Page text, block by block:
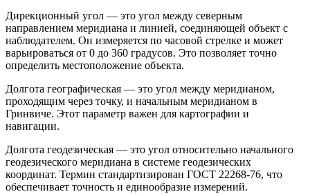
Дирекционный угол — это угол между северным
направлением меридиана и линией, соединяющей объект с
наблюдателем. Он измеряется по часовой стрелке и может
варьироваться от 0 до 360 градусов. Это позволяет точно
определить местоположение объекта.
Долгота географическая — это угол между меридианом,
проходящим через точку, и начальным меридианом в
Гринвиче. Этот параметр важен для картографии и
навигации.
Долгота геодезическая — это угол относительно начального
геодезического меридиана в системе геодезических
координат. Термин стандартизирован ГОСТ 22268-76, что
обеспечивает точность и единообразие измерений.